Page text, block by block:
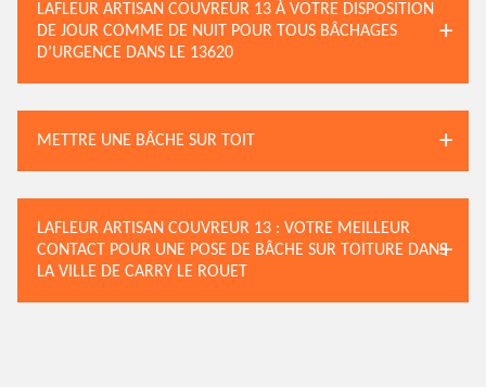
LAFLEUR ARTISAN COUVREUR 13 À VOTRE DISPOSITION
DE JOUR COMME DE NUIT POUR TOUS BÂCHAGES
D’URGENCE DANS LE 13620
METTRE UNE BÂCHE SUR TOIT
LAFLEUR ARTISAN COUVREUR 13 : VOTRE MEILLEUR
CONTACT POUR UNE POSE DE BÂCHE SUR TOITURE DANS
LA VILLE DE CARRY LE ROUET